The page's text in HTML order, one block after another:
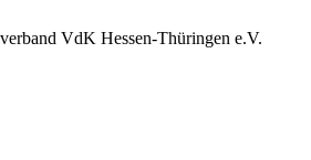
VdK Hessen-Thüringen e.V.